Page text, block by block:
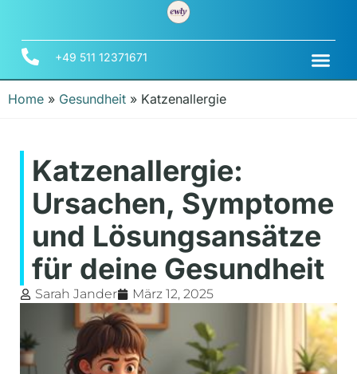
+49 511 12371671
Home » Gesundheit » Katzenallergie
Katzenallergie:
Ursachen, Symptome
und Lösungsansätze
für deine Gesundheit
Sarah Jander März 12, 2025